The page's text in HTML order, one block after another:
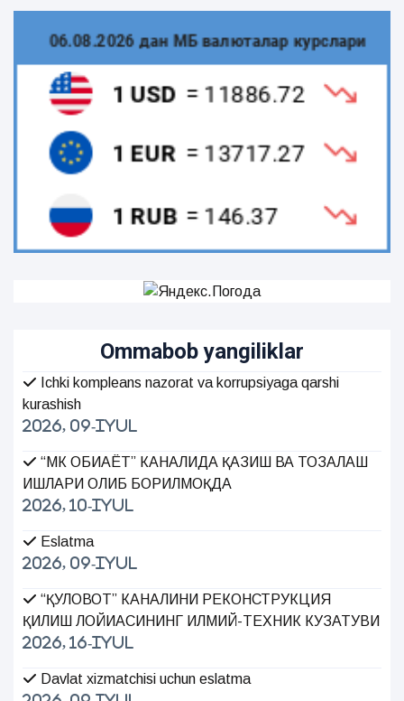
Ommabob yangiliklar
Ichki kompleans nazorat va korrupsiyaga qarshi
kurashish
2026, 09-Iyul
“МК ОБИҲАЁТ” КАНАЛИДА ҚАЗИШ ВА ТОЗАЛАШ
ИШЛАРИ ОЛИБ БОРИЛМОҚДА
2026, 10-Iyul
Eslatma
2026, 09-Iyul
“ҚУЛОВОТ” КАНАЛИНИ РЕКОНСТРУКЦИЯ
ҚИЛИШ ЛОЙИҲАСИНИНГ ИЛМИЙ-ТЕХНИК КУЗАТУВИ
2026, 16-Iyul
Davlat xizmatchisi uchun eslatma